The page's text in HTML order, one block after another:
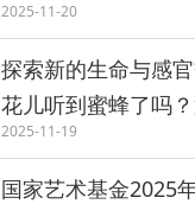
2025-11-20
探索新的生命与感
花儿听到蜜蜂了吗
双年展开幕
2025-11-19
国家艺术基金2025